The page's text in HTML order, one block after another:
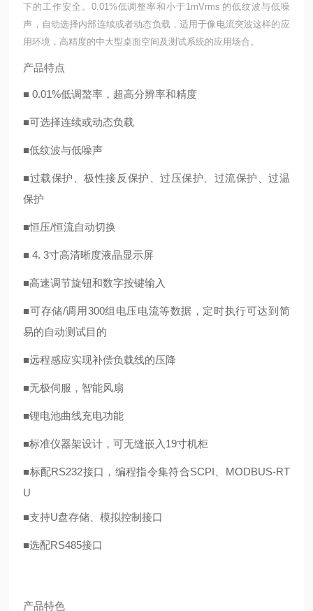
下的工作安全。0.01%低调整率和小于1mVrms 的低纹波与低噪
声，自动选择内部连续或者动态负载，适用于像电流突波这样的应
用环境，高精度的中大型桌面空间及测试系统的应用场合。
产品特点
■ 0.01%低调螯率，超高分辨率和精度
■可选择连续或动态负载
■低纹波与低噪声
■过载保护、极性接反保护、过压保护、过流保护、过温
保护
■恒压/恒流自动切换
■ 4.3寸高清晰度液晶显示屏
■高速调节旋钮和数字按键输入
■可存储/调用300组电压电流等数据，定时执行可达到简
易的自动测试目的
■远程感应实现补偿负载线的压降
■无极伺服，智能风扇
■锂电池曲线充电功能
■标准仪器架设计，可无缝嵌入 19寸机柜
■标配RS232接口，编程指令集符合SCPI
MODBUS-RT
U
■支持U盘存储、模拟控制接口
■选配RS485接口
产品特色